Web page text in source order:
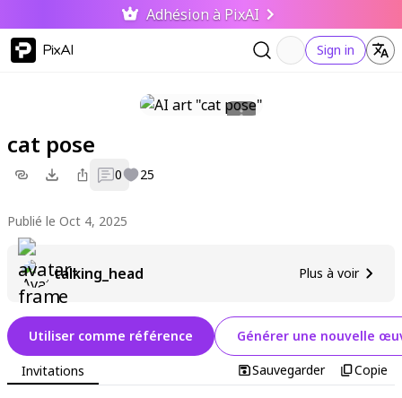
Adhésion à PixAI
PixAI Sign in
cat pose
0 25
Publié le Oct 4, 2025
talking_head Plus à voir
Utiliser comme référence Générer une nouvelle
Invitations Sauvegarder Copie